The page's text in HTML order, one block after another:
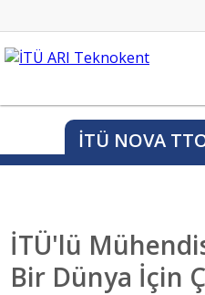
İTÜ NOVA
İTÜ'lü
Bir Dünya İçin